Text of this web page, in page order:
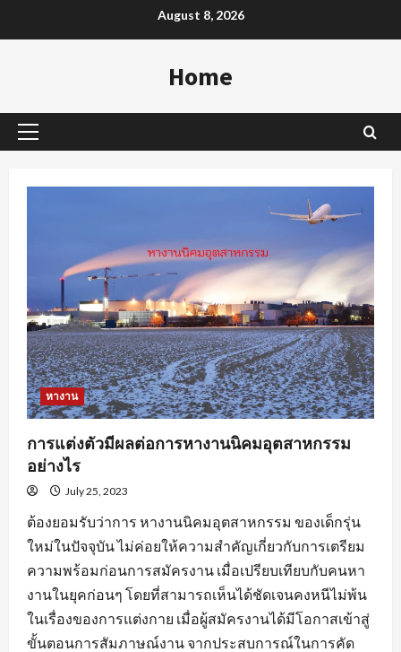
to
August 8, 2026
Home
Primary
หางาน
การแต่งตัวมีผลต่อการหางานนิคมอุตสาหกรรม
อย่างไร
July 25, 2023
ต้องยอมรับว่าการ หางานนิคมอุตสาหกรรม ของเด็กรุ่น
ใหม่ในปัจจุบัน ไม่ค่อยให้ความสำคัญเกี่ยวกับการเตรียม
ความพร้อมก่อนการสมัครงาน เมื่อเปรียบเทียบกับคนหา
งานในยุคก่อนๆ โดยที่สามารถเห็นได้ชัดเจนคงหนีไม่พ้น
ในเรื่องของการแต่งกาย เมื่อผู้สมัครงานได้มีโอกาสเข้าสู่
ขั้นตอนการสัมภาษณ์งาน จากประสบการณ์ในการคัด